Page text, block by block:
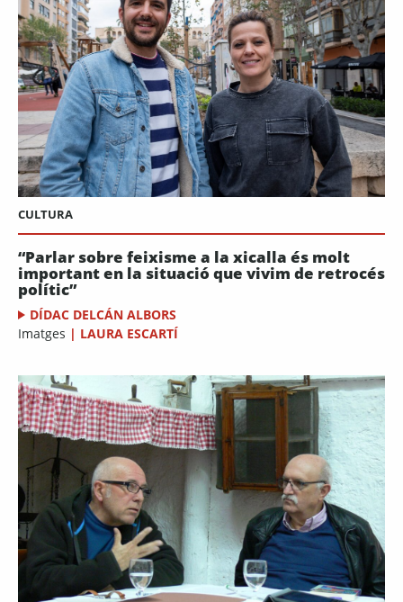
CULTURA
“Parlar sobre feixisme a la xicalla és molt
important en la situació que vivim de retrocés
polític”
DÍDAC DELCÁN ALBORS
Imatges | LAURA ESCARTÍ